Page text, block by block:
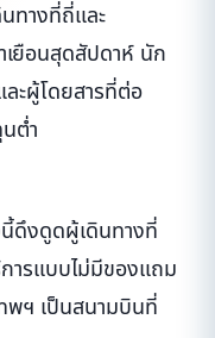
ทางที่ถี่และ
ยือนสุดสัปดาห์ นัก
ะผู้โดยสารที่ต่อ
ต่ำ
นี้ดึงดูดผู้เดินทางที่
ารแบบไม่มีของแถม
พฯ เป็นสนามบินที่